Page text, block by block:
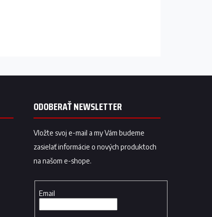
ODOBERAŤ NEWSLETTER
Vložte svoj e-mail a my Vám budeme
zasielať informácie o nových produktoch
na našom e-shope.
Email